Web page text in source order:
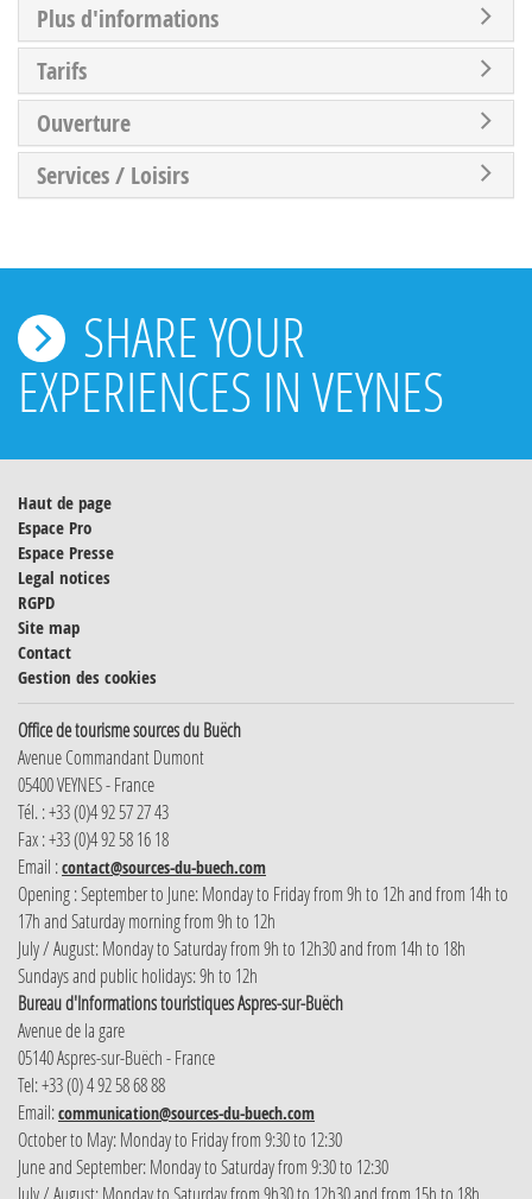
Plus d'informations
Tarifs
Ouverture
Services / Loisirs
SHARE YOUR
EXPERIENCES IN VEYNES
Haut de page
Espace Pro
Espace Presse
Legal notices
RGPD
Site map
Contact
Gestion des cookies
Office de tourisme sources du Buëch
Avenue Commandant Dumont
05400 VEYNES - France
Tél. : +33 (0)4 92 57 27 43
Fax : +33 (0)4 92 58 16 18
Email :contact@sources-du-buech.com
Opening : September to June: Monday to Friday from 9h to 12h and from 14h to
17h and Saturday morning from 9h to 12h
July / August: Monday to Saturday from 9h to 12h30 and from 14h to 18h
Sundays and public holidays: 9h to 12h
Bureau d'Informations touristiques Aspres-sur-Buëch
Avenue de la gare
05140 Aspres-sur-Buëch - France
Tel: +33 (0) 4 92 58 68 88
Email:communication@sources-du-buech.com
October to May: Monday to Friday from 9:30 to 12:30
June and September: Monday to Saturday from 9:30 to 12:30